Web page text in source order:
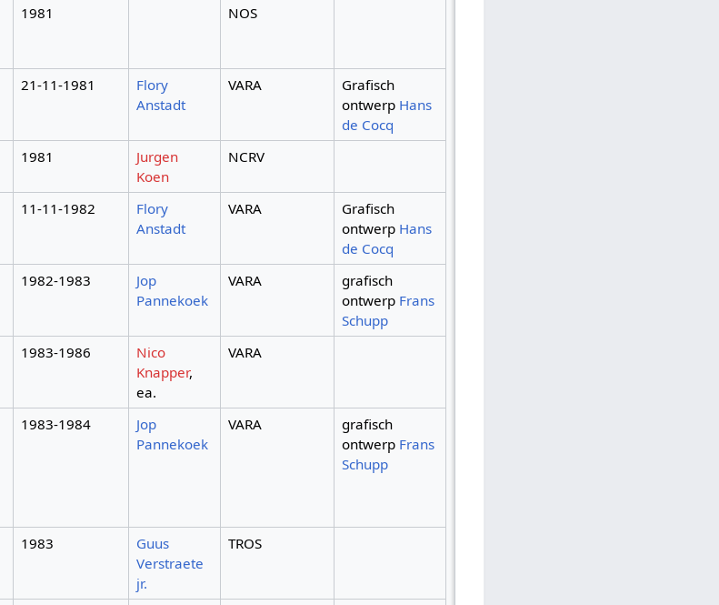
1981 NOS
21-11-1981
Flory
Anstadt
VARA
Grafisch
ontwerp Hans
de Cocq
1981
Jurgen
Koen
NCRV
11-11-1982
Flory
Anstadt
VARA
Grafisch
ontwerp Hans
de Cocq
1982-1983
Jop
Pannekoek
VARA
grafisch
ontwerp Frans
Schupp
1983-1986
Nico
Knapper,
ea.
VARA
1983-1984
Jop
Pannekoek
VARA
grafisch
ontwerp Frans
Schupp
1983
Guus
Verstraete
jr.
TROS